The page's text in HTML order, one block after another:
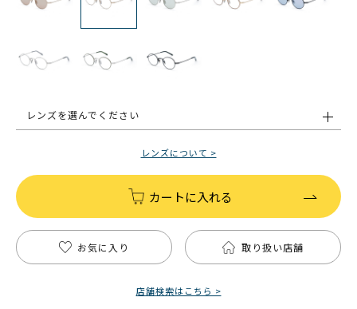
レンズを選んでください
レンズについて >
カートに入れる
お気に入り 取り扱い店舗
店舗検索はこちら >